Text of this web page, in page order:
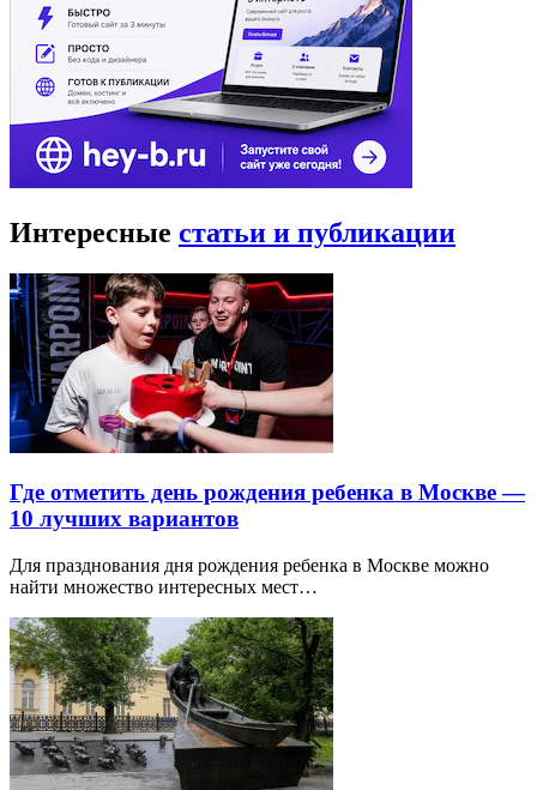
Интересные статьи и публикации
Где отметить день рождения ребенка в Москве —
10 лучших вариантов
Для празднования дня рождения ребенка в Москве можно
найти множество интересных мест…